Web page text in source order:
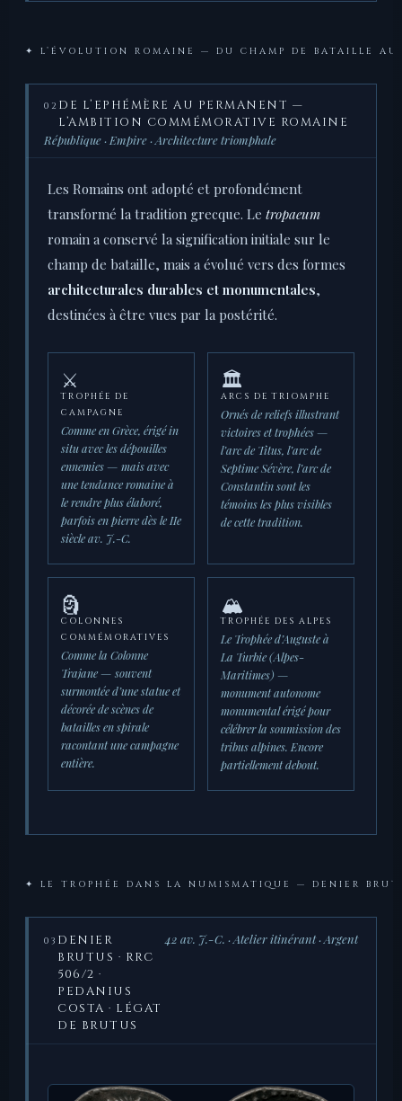
✦ L’ÉVOLUTION ROMAINE — DU CHAMP DE BATAILLE AU
02 DE L’EPHÉMÈRE AU PERMANENT —
L’AMBITION COMMÉMORATIVE ROMAINE
République · Empire · Architecture triomphale
Les Romains ont adopté et profondément
transformé la tradition grecque. Le tropaeum
romain a conservé la signification initiale sur le
champ de bataille, mais a évolué vers des formes
architecturales durables et monumentales,
destinées à être vues par la postérité.
⚔️
TROPHÉE DE
CAMPAGNE
Comme en Grèce, érigé in
situ avec les dépouilles
ennemies — mais avec
une tendance romaine à
le rendre plus élaboré,
parfois en pierre dès le IIe
siècle av. J.-C.
🏛️
ARCS DE TRIOMPHE
Ornés de reliefs illustrant
victoires et trophées —
l’arc de Titus, l’arc de
Septime Sévère, l’arc de
Constantin sont les
témoins les plus visibles
de cette tradition.
🗿
COLONNES
COMMÉMORATIVES
Comme la Colonne
Trajane — souvent
surmontée d’une statue et
décorée de scènes de
batailles en spirale
racontant une campagne
entière.
🏔️
TROPHÉE DES ALPES
Le Trophée d’Auguste à
La Turbie (Alpes-
Maritimes) —
monument autonome
monumental érigé pour
célébrer la soumission des
tribus alpines. Encore
partiellement debout.
✦ LE TROPHÉE DANS LA NUMISMATIQUE — DENIER
03 DENIER
BRUTUS · RRC
506/2 ·
PEDANIUS
COSTA · LÉGAT
DE BRUTUS
42 av. J.-C. · Atelier itinérant · Argent